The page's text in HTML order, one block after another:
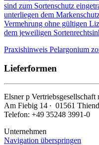
sind zum Sortenschutz
unterliegen dem
Vermehrung ohne gültigen
dem jeweiligen
Praxishinweis Pelargonium
Lieferformen
Elsnerp Vertriebsgesellschaft
Am Fiebig 14 ∙ 01561
Telefon: +49 35248 3991-0
Unternehmen
Navigation überspringen